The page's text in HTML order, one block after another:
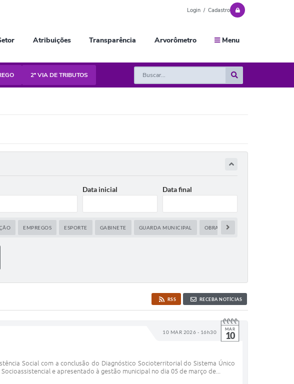
Login / Cadastro
Atribuições Transparência Arvorômetro Menu
2ª VIA DE TRIBUTOS
Data inicial Data final
EMPREGOS ESPORTE GABINETE GUARDA MUNICIPAL OBRAS
RSS RECEBA NOTÍCIAS
10 MAR 2026 - 16h30 MAR
10
Social com a conclusão do Diagnóstico Socioterritorial do Sistema Único
e apresentado à gestão municipal no dia 05 de março de...